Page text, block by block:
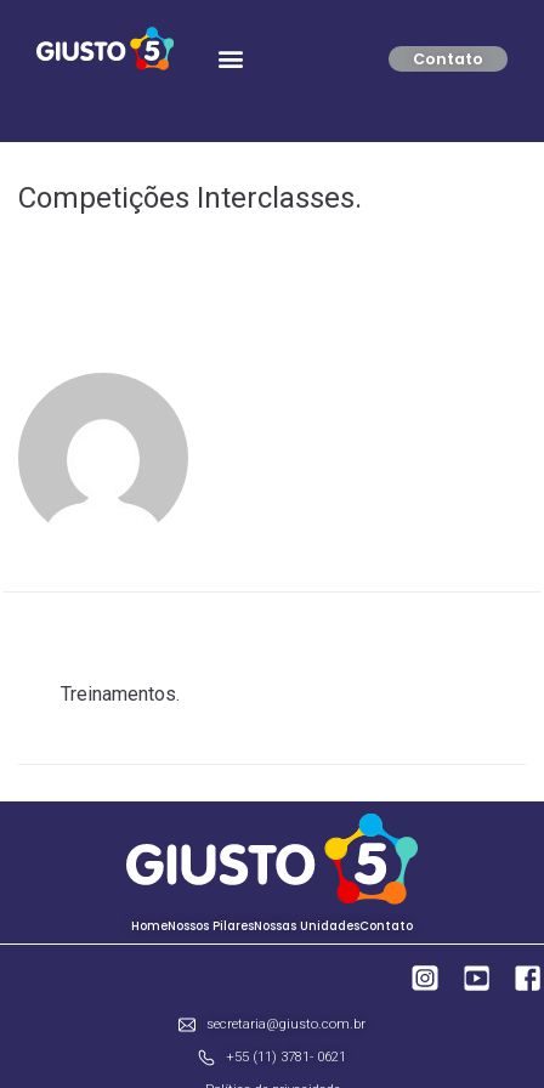
Contato
Competições Interclasses.
Treinamentos.
HomeNossos PilaresNossas UnidadesContato
secretaria@giusto.com.br
+55 (11) 3781- 0621